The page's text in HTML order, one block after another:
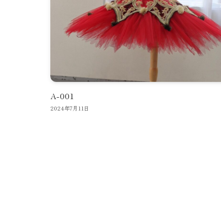
A-001
2024年7月11日